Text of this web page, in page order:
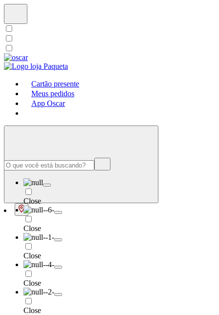
Cartão presente
Meus pedidos
App Oscar
Close
Close
Close
Close
Close